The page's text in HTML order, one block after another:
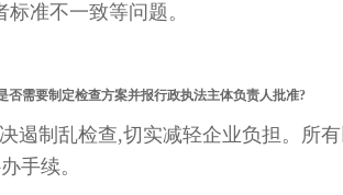
准不一致等问题。
否需要制定检查方案并报行政执法主体负责人批准?
遏制乱检查,切实减轻企业负担。所
手续。